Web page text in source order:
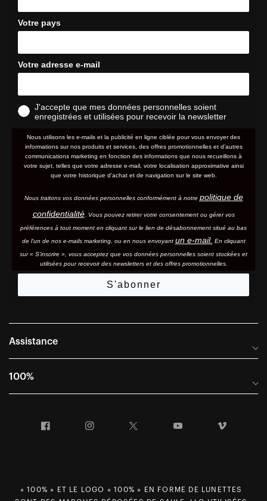
Votre pays
Votre adresse e-mail
J'accepte que mes données personnelles soient
enregistrées et utilisées pour recevoir la newsletter
Nous utilisons les e-mails et la publicité en ligne ciblée pour vous envoyer des
informations sur nos produits et services, des offres promotionnelles et d'autres
communications marketing en fonction des informations que nous recueillons à
votre sujet, telles que votre adresse e-mail, votre localisation approximative ainsi
que votre historique d'achat et de navigation sur le site web.
Nous traitons vos données personnelles conformément à notre politique de
confidentialité. Vous pouvez retirer votre consentement ou gérer vos
préférences à tout moment en cliquant sur le lien de désabonnement situé au bas
de l'un de nos e-mails marketing, ou en nous envoyant un e-mail. En cliquant
sur « S'inscrire », vous acceptez que vos données personnelles soient stockées et
utilisées pour recevoir des newsletters et des offres promotionnelles.
S'abonner
Assistance
Foire aux questions
Conditions générales de vente
100%
Informations sur l'entreprise
Facebook Instagram YouTube
« 100% » ET LE LOGO « 100% » EN FORME DE LUNETTES